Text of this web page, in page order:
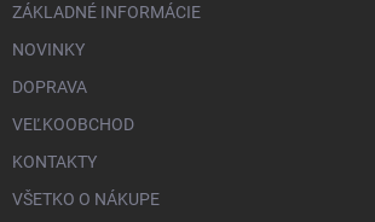
ZÁKLADNÉ INFORMÁCIE
NOVINKY
DOPRAVA
VEĽKOOBCHOD
KONTAKTY
VŠETKO O NÁKUPE